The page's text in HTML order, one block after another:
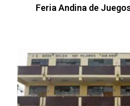
Feria Andina de